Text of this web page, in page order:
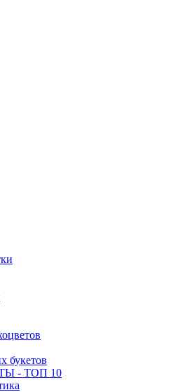
букетов
- ТОП 10